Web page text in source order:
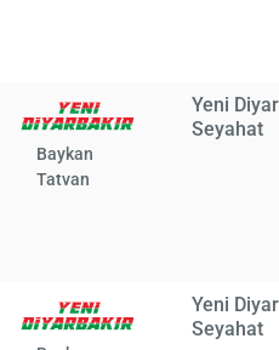
Yeni
Seyahat
Baykan
Tatvan
Yeni
Seyahat